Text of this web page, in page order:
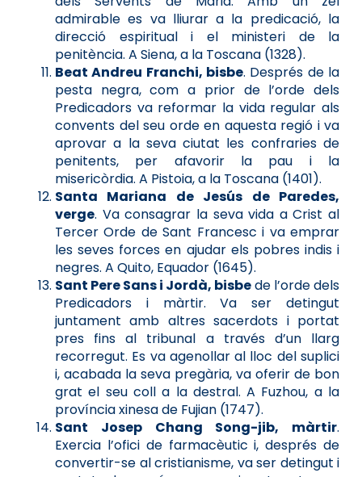
admirable es va lliurar a la predicació, la
direcció espiritual i el ministeri de la
penitència. A Siena, a la Toscana (1328).
Beat Andreu Franchi, bisbe. Després de la
pesta negra, com a prior de l’orde dels
Predicadors va reformar la vida regular als
convents del seu orde en aquesta regió i va
aprovar a la seva ciutat les confraries de
penitents, per afavorir la pau i la
misericòrdia. A Pistoia, a la Toscana (1401).
Santa Mariana de Jesús de Paredes,
verge. Va consagrar la seva vida a Crist al
Tercer Orde de Sant Francesc i va emprar
les seves forces en ajudar els pobres indis i
negres. A Quito, Equador (1645).
Sant Pere Sans i Jordà, bisbede l’orde dels
Predicadors i màrtir. Va ser detingut
juntament amb altres sacerdots i portat
pres fins al tribunal a través d’un llarg
recorregut. Es va agenollar al lloc del suplici
i, acabada la seva pregària, va oferir de bon
grat el seu coll a la destral. A Fuzhou, a la
província xinesa de Fujian (1747).
Sant Josep Chang Song-jib, màrtir.
Exercia l’ofici de farmacèutic i, després de
convertir-se al cristianisme, va ser detingut i